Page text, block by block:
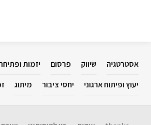
אסטרטגיה שיווק פרסום
יזמות
יעוץ ופיתוח ארגוני
יחסי ציבור מיתוג